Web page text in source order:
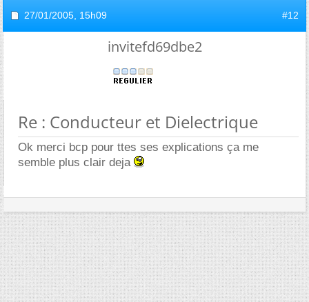
27/01/2005, 15h09 #12
invitefd69dbe2
Re : Conducteur et Dielectrique
Ok merci bcp pour ttes ses explications ça me
semble plus clair deja